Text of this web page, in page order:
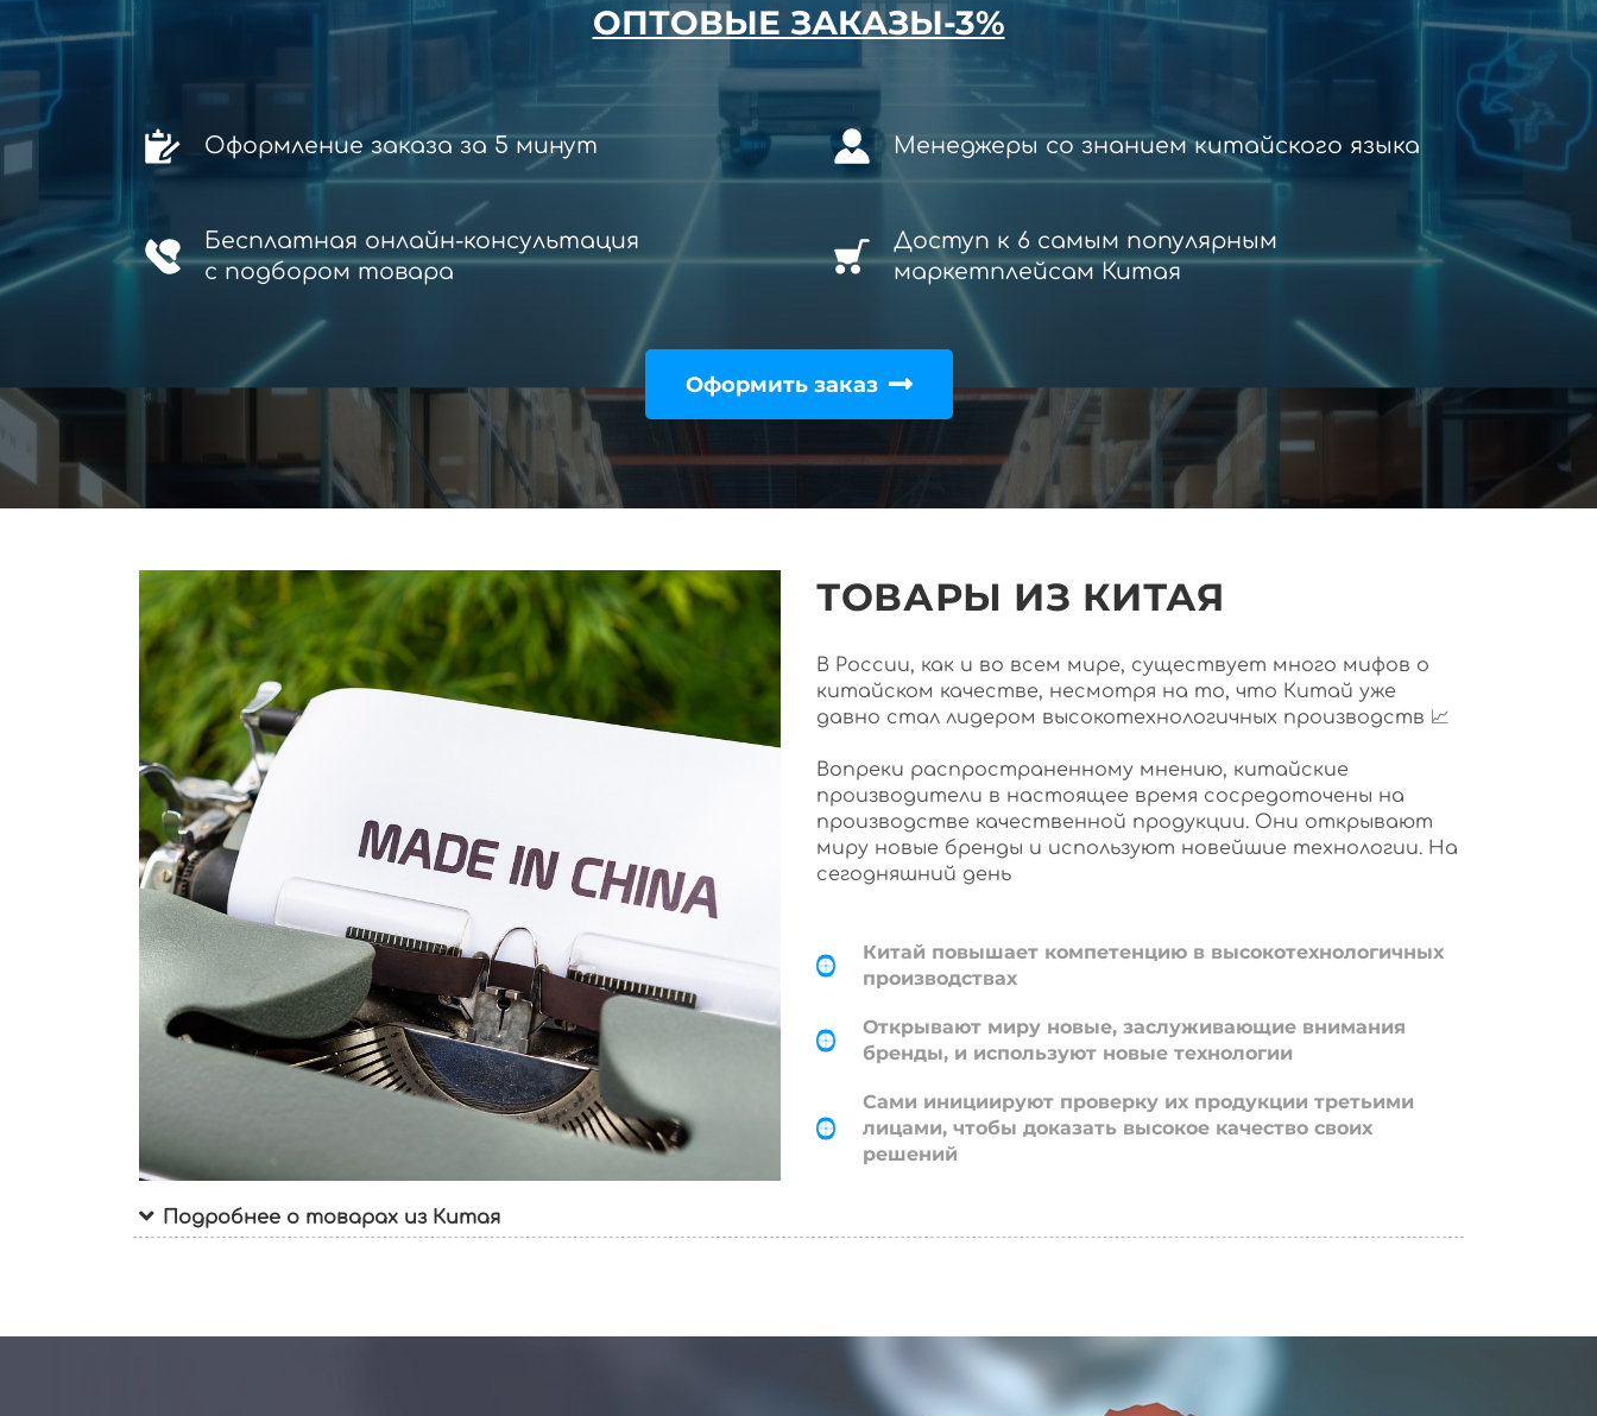
ОПТОВЫЕ ЗАКАЗЫ-3%
Оформление заказа за 5 минут Менеджеры со знанием китайского языка
Бесплатная онлайн-консультация
с подбором товара
Доступ к 6 самым популярным
маркетплейсам Китая
Оформить заказ
ТОВАРЫ ИЗ КИТАЯ
В России, как и во всем мире, существует много мифов о
китайском качестве, несмотря на то, что Китай уже
давно стал лидером высокотехнологичных производств 📈
Вопреки распространенному мнению, китайские
производители в настоящее время сосредоточены на
производстве качественной продукции. Они открывают
миру новые бренды и используют новейшие технологии. На
сегодняшний день
Китай повышает компетенцию в высокотехнологичных
производствах
Открывают миру новые, заслуживающие внимания
бренды, и используют новые технологии
Сами инициируют проверку их продукции третьими
лицами, чтобы доказать высокое качество своих
решений
Подробнее о товарах из Китая